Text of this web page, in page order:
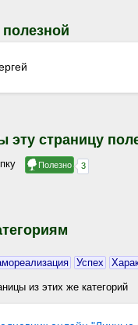
полезной
эту страницу
Успех
из этих же категорий